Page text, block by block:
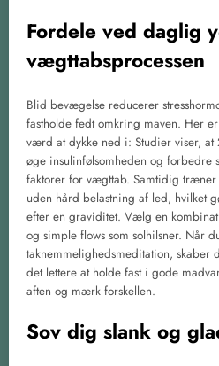
Fordele ved daglig
vægttabsprocessen
Blid bevægelse reducerer
fastholde fedt omkring maven. Her er
værd at dykke ned i: Studier viser, at
øge insulinfølsomheden og forbedre
faktorer for vægttab. Samtidig
uden hård belastning af led, hvilket
efter en graviditet. Vælg en
og simple flows som solhilsner. Når
taknemmelighedsmeditation,
det lettere at holde fast i gode
aften og mærk forskellen.
Sov dig slank og